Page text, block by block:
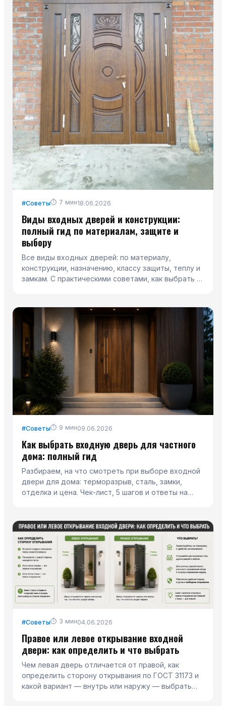
#Советы⏱ 7 мин18.06.2026
Виды входных дверей и конструкции:
полный гид по материалам, защите и
выбору
Все виды входных дверей: по материалу,
конструкции, назначению, классу защиты, теплу и
замкам. С практическими советами, как выбрать и
#Советы⏱ 9 мин09.06.2026
Как выбрать входную дверь для частного
дома: полный гид
Разбираем, на что смотреть при выборе входной
двери для дома: терморазрыв, сталь, замки,
отделка и цена. Чек-лист, 5 шагов и ответы на
#Советы⏱ 3 мин04.06.2026
Правое или левое открывание входной
двери: как определить и что выбрать
Чем левая дверь отличается от правой, как
определить сторону открывания по ГОСТ 31173 и
какой вариант — внутрь или наружу — выбрать